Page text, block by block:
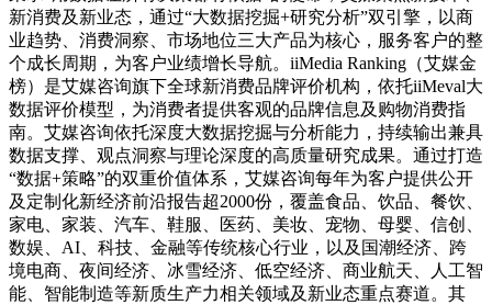
新消费及新业态，通过“大数据挖掘+研究分析”双引擎，以商
业趋势、消费洞察、市场地位三大产品为核心，服务客户的整
个成长周期，为客户业绩增长导航。iiMedia Ranking（艾媒金
榜）是艾媒咨询旗下全球新消费品牌评价机构，依托iiMeval大
数据评价模型，为消费者提供客观的品牌信息及购物消费指
南。艾媒咨询依托深度大数据挖掘与分析能力，持续输出兼具
数据支撑、观点洞察与理论深度的高质量研究成果。通过打造
“数据+策略”的双重价值体系，艾媒咨询每年为客户提供公开
及定制化新经济前沿报告超2000份，覆盖食品、饮品、餐饮、
家电、家装、汽车、鞋服、医药、美妆、宠物、母婴、信创、
数娱、AI、科技、金融等传统核心行业，以及国潮经济、跨
境电商、夜间经济、冰雪经济、低空经济、商业航天、人工智
能、智能制造等新质生产力相关领域及新业态重点赛道。其